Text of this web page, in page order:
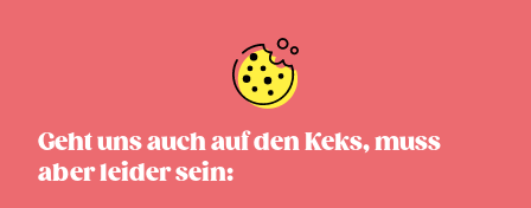
Geht uns auch auf den Keks, muss
aber leider sein:
MINT-Studiengänge und -
berufe